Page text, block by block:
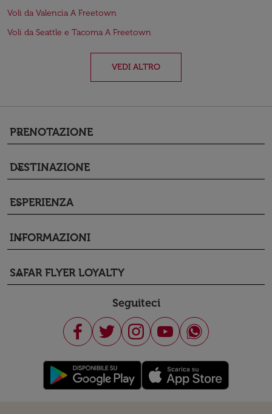
Voli da Valencia A Freetown
Voli da Seattle e Tacoma A Freetown
VEDI ALTRO
PRENOTAZIONE
keyboard_arrow_down
DESTINAZIONE
keyboard_arrow_down
ESPERIENZA
keyboard_arrow_down
INFORMAZIONI
keyboard_arrow_down
SAFAR FLYER LOYALTY
keyboard_arrow_down
Seguiteci